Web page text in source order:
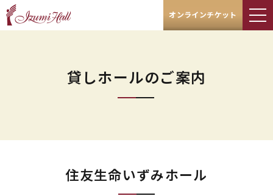
オンラインチケット
貸しホールのご案内
住友生命いずみホール